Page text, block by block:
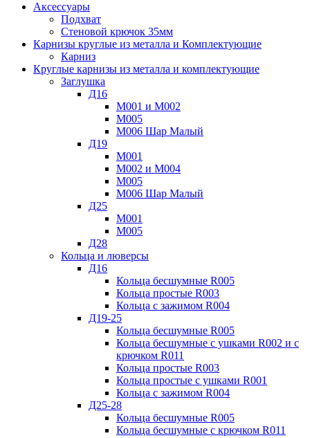
Аксессуары
Подхват
Стеновой крючок 35мм
Карнизы круглые из металла и Комплектующие
Карниз
Круглые карнизы из металла и комплектующие
Заглушка
Д16
М001 и М002
М005
М006 Шар Малый
Д19
М001
М002 и М004
М005
М006 Шар Малый
Д25
М001
М005
Д28
Кольца и люверсы
Д16
Кольца бесшумные R005
Кольца простые R003
Кольца с зажимом R004
Д19-25
Кольца бесшумные R005
Кольца бесшумные с ушками R002 и с
крючком R011
Кольца простые R003
Кольца простые с ушками R001
Кольца с зажимом R004
Д25-28
Кольца бесшумные R005
Кольца бесшумные с крючком R011